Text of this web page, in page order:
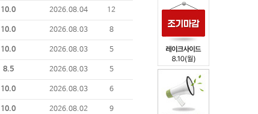
10.0 2026.08.04 12
10.0 2026.08.03 8
10.0 2026.08.03 5
8.5 2026.08.03 5
10.0 2026.08.03 6
10.0 2026.08.02 9